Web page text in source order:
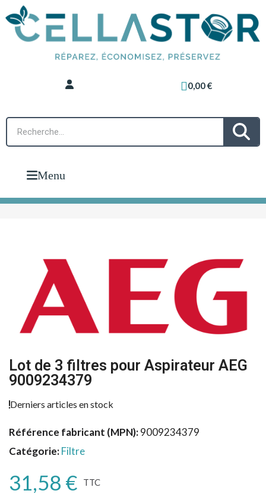
0,00 €
Menu
Lot de 3 filtres pour Aspirateur AEG
9009234379
Derniers articles en stock
Référence fabricant (MPN) 9009234379
Catégorie Filtre
31,58 € TTC